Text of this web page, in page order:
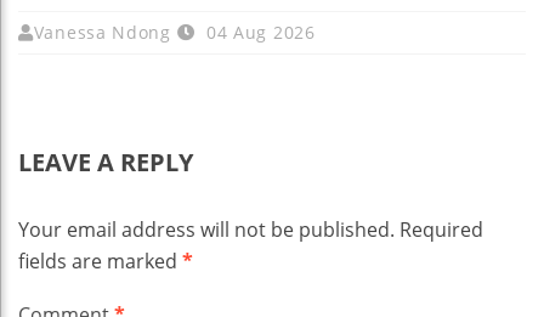
Vanessa Ndong 04 Aug 2026
LEAVE A REPLY
Your email address will not be published. Required
fields are marked *